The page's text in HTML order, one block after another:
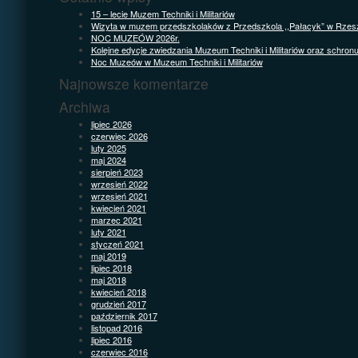
15 – lecie Muzem Techniki i Militariów
Wizyta w muzem przedszkolaków z Przedszkola ,,Pałacyk” w
NOC MUZEÓW 2026r.
Kolejne edycje zwiedzania Muzeum Techniki i Militariów oraz
Noc Muzeów w Muzeum Techniki i Militariów
Najnowsze komentarze
Archiwa
lipiec 2026
czerwiec 2026
luty 2025
maj 2024
sierpień 2023
wrzesień 2022
wrzesień 2021
kwiecień 2021
marzec 2021
luty 2021
styczeń 2021
maj 2019
lipiec 2018
maj 2018
kwiecień 2018
grudzień 2017
październik 2017
listopad 2016
lipiec 2016
czerwiec 2016